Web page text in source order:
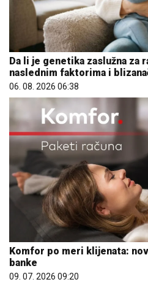
Da li je genetika zaslužna za
naslednim faktorima i
06. 08. 2026 06:38
Komfor po meri klijenata:
banke
09. 07. 2026 09:20